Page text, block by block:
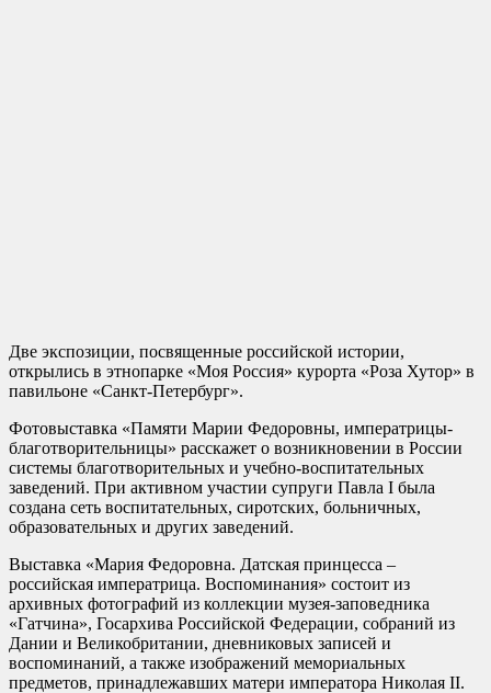
Две экспозиции, посвященные российской истории,
открылись в этнопарке «Моя Россия» курорта «Роза Хутор» в
павильоне «Санкт-Петербург».
Фотовыставка «Памяти Марии Федоровны, императрицы-
благотворительницы» расскажет о возникновении в России
системы благотворительных и учебно-воспитательных
заведений. При активном участии супруги Павла I была
создана сеть воспитательных, сиротских, больничных,
образовательных и других заведений.
Выставка «Мария Федоровна. Датская принцесса –
российская императрица. Воспоминания» состоит из
архивных фотографий из коллекции музея-заповедника
«Гатчина», Госархива Российской Федерации, собраний из
Дании и Великобритании, дневниковых записей и
воспоминаний, а также изображений мемориальных
предметов, принадлежавших матери императора Николая II.